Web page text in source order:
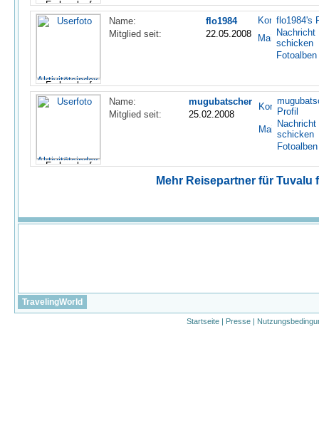
Name:
flo1984
Mitglied seit:
22.05.2008
flo1984's
Nachricht
schicken
Fotoalben
Name:
mugubatscher
Mitglied seit:
25.02.2008
Profil
Nachricht
schicken
Fotoalben
Mehr Reisepartner für Tuvalu
TravelingWorld
Startseite | Presse |